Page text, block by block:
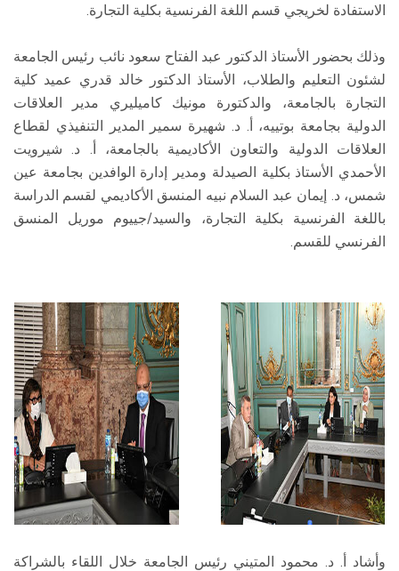
الاستفادة لخريجي قسم اللغة الفرنسية بكلية التجارة.
وذلك بحضور الأستاذ الدكتور عبد الفتاح سعود نائب رئيس الجامعة
لشئون التعليم والطلاب، الأستاذ الدكتور خالد قدري عميد كلية
التجارة بالجامعة، والدكتورة مونيك كاميليري مدير العلاقات
الدولية بجامعة بوتييه، أ. د. شهيرة سمير المدير التنفيذي لقطاع
العلاقات الدولية والتعاون الأكاديمية بالجامعة، أ. د. شيرويت
الأحمدي الأستاذ بكلية الصيدلة ومدير إدارة الوافدين بجامعة عين
شمس، د. إيمان عبد السلام نبيه المنسق الأكاديمي لقسم الدراسة
باللغة الفرنسية بكلية التجارة، والسيد/جييوم موريل المنسق
الفرنسي للقسم.
وأشاد أ. د. محمود المتيني رئيس الجامعة خلال اللقاء بالشراكة